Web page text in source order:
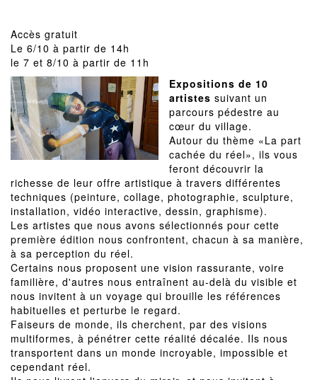
Accès gratuit
Le 6/10 à partir de 14h
le 7 et 8/10 à partir de 11h
Expositions de 10
artistes suivant un
parcours pédestre au
cœur du village.
Autour du thème «La part
cachée du réel», ils vous
feront découvrir la
richesse de leur offre artistique à travers différentes
techniques (peinture, collage, photographie, sculpture,
installation, vidéo interactive, dessin, graphisme).
Les artistes que nous avons sélectionnés pour cette
première édition nous confrontent, chacun à sa manière,
à sa perception du réel.
Certains nous proposent une vision rassurante, voire
familière, d'autres nous entraînent au-delà du visible et
nous invitent à un voyage qui brouille les références
habituelles et perturbe le regard.
Faiseurs de monde, ils cherchent, par des visions
multiformes, à pénétrer cette réalité décalée. Ils nous
transportent dans un monde incroyable, impossible et
cependant réel.